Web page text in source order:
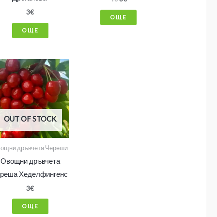
3€
ОЩЕ
ОЩЕ
OUT OF STOCK
дръвчета Череши
Овощни дръвчета
Хеделфингенс
3€
ОЩЕ